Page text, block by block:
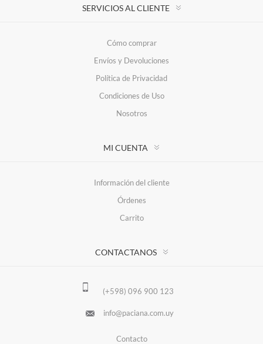
SERVICIOS AL CLIENTE
Cómo comprar
Envíos y Devoluciones
Política de Privacidad
Condiciones de Uso
Nosotros
MI CUENTA
Información del cliente
Órdenes
Carrito
CONTACTANOS
(+598) 096 900 123
info@paciana.com.uy
Contacto